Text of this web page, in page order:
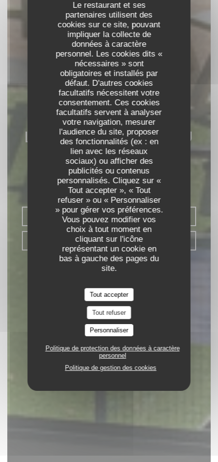
Le restaurant et ses
partenaires utilisent des
cookies sur ce site, pouvant
impliquer la collecte de
données à caractère
personnel. Les cookies dits «
nécessaires » sont
obligatoires et installés par
défaut. D'autres cookies
facultatifs nécessitent votre
consentement. Ces cookies
facultatifs servent à analyser
votre navigation, mesurer
l'audience du site, proposer
des fonctionnalités (ex : en
lien avec les réseaux
sociaux) ou afficher des
publicités ou contenus
personnalisés. Cliquez sur «
Tout accepter », « Tout
refuser » ou « Personnaliser
» pour gérer vos préférences.
Vous pouvez modifier vos
choix à tout moment en
cliquant sur l'icône
représentant un cookie en
bas à gauche des pages du
site.
Tout accepter
Tout refuser
Personnaliser
Politique de protection des données à caractère
personnel
Politique de gestion des cookies
LE RESTAURANT DU
PORT
TERRASSE GUINGUETTE|
PIERRE DE BOEUF
RÉSERVER
VENTE À EMPORTER